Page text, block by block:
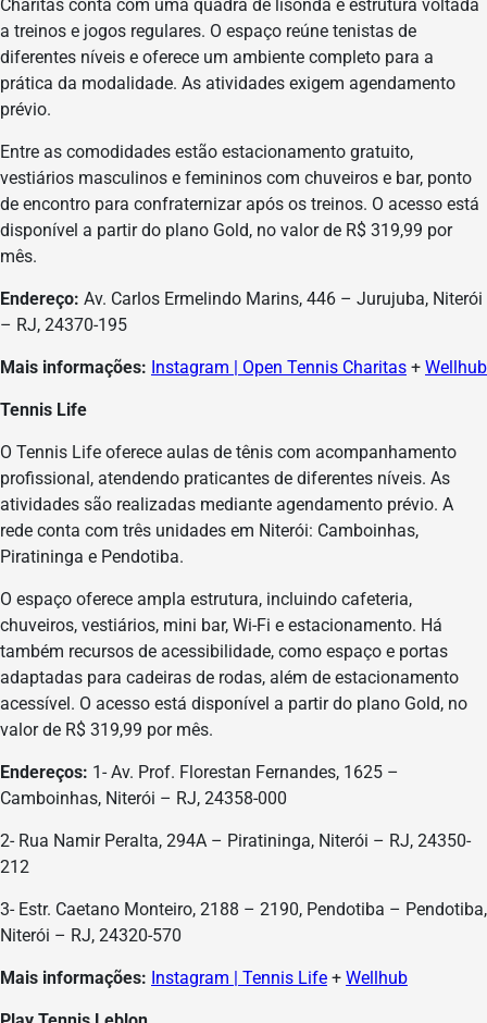
Charitas conta com uma quadra de lisonda e estrutura voltada
a treinos e jogos regulares. O espaço reúne tenistas de
diferentes níveis e oferece um ambiente completo para a
prática da modalidade. As atividades exigem agendamento
prévio.
Entre as comodidades estão estacionamento gratuito,
vestiários masculinos e femininos com chuveiros e bar, ponto
de encontro para confraternizar após os treinos. O acesso está
disponível a partir do plano Gold, no valor de R$ 319,99 por
mês.
Endereço: Av. Carlos Ermelindo Marins, 446 – Jurujuba, Niterói
– RJ, 24370-195
Mais informações: Instagram | Open Tennis Charitas + Wellhub
Tennis Life
O Tennis Life oferece aulas de tênis com acompanhamento
profissional, atendendo praticantes de diferentes níveis. As
atividades são realizadas mediante agendamento prévio. A
rede conta com três unidades em Niterói: Camboinhas,
Piratininga e Pendotiba.
O espaço oferece ampla estrutura, incluindo cafeteria,
chuveiros, vestiários, mini bar, Wi-Fi e estacionamento. Há
também recursos de acessibilidade, como espaço e portas
adaptadas para cadeiras de rodas, além de estacionamento
acessível. O acesso está disponível a partir do plano Gold, no
valor de R$ 319,99 por mês.
Endereços: 1- Av. Prof. Florestan Fernandes, 1625 –
Camboinhas, Niterói – RJ, 24358-000
2- Rua Namir Peralta, 294A – Piratininga, Niterói – RJ, 24350-
212
3- Estr. Caetano Monteiro, 2188 – 2190, Pendotiba – Pendotiba,
Niterói – RJ, 24320-570
Mais informações: Instagram | Tennis Life + Wellhub